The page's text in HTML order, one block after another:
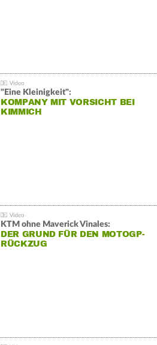
"Eine Kleinigkeit":
KOMPANY MIT VORSICHT BEI
KIMMICH
KTM ohne Maverick Vinales:
DER GRUND FÜR DEN MOTOGP-
RÜCKZUG